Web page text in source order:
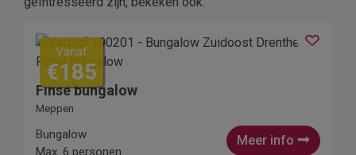
Vanaf
€185
Finse bungalow
Meppen
Meer info
Bungalow
Max. 6 personen